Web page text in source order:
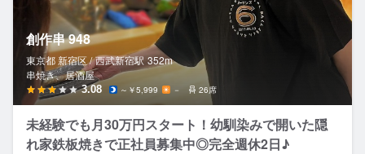
創作串 948
東京都 新宿区 / 西武新宿駅 352m
串焼き、居酒屋
3.08 ～￥5,999 － 26席
未経験でも月30万円スタート！幼馴染みで開いた隠
れ家鉄板焼きで正社員募集中◎完全週休2日♪